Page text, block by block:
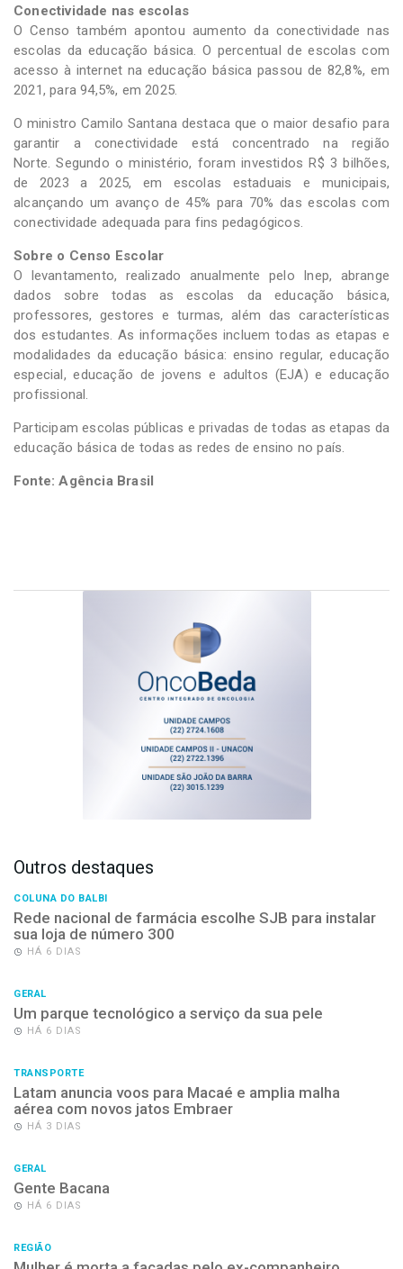
Conectividade nas escolas
O Censo também apontou aumento da conectividade nas
escolas da educação básica. O percentual de escolas com
acesso à internet na educação básica passou de 82,8%, em
2021, para 94,5%, em 2025.
O ministro Camilo Santana destaca que o maior desafio para
garantir a conectividade está concentrado na região
Norte. Segundo o ministério, foram investidos R$ 3 bilhões,
de 2023 a 2025, em escolas estaduais e municipais,
alcançando um avanço de 45% para 70% das escolas com
conectividade adequada para fins pedagógicos.
Sobre o Censo Escolar
O levantamento, realizado anualmente pelo Inep, abrange
dados sobre todas as escolas da educação básica,
professores, gestores e turmas, além das características
dos estudantes. As informações incluem todas as etapas e
modalidades da educação básica: ensino regular, educação
especial, educação de jovens e adultos (EJA) e educação
profissional.
Participam escolas públicas e privadas de todas as etapas da
educação básica de todas as redes de ensino no país.
Fonte: Agência Brasil
Outros destaques
COLUNA DO BALBI
Rede nacional de farmácia escolhe SJB para instalar
sua loja de número 300
HÁ 6 DIAS
GERAL
Um parque tecnológico a serviço da sua pele
HÁ 6 DIAS
TRANSPORTE
Latam anuncia voos para Macaé e amplia malha
aérea com novos jatos Embraer
HÁ 3 DIAS
GERAL
Gente Bacana
HÁ 6 DIAS
REGIÃO